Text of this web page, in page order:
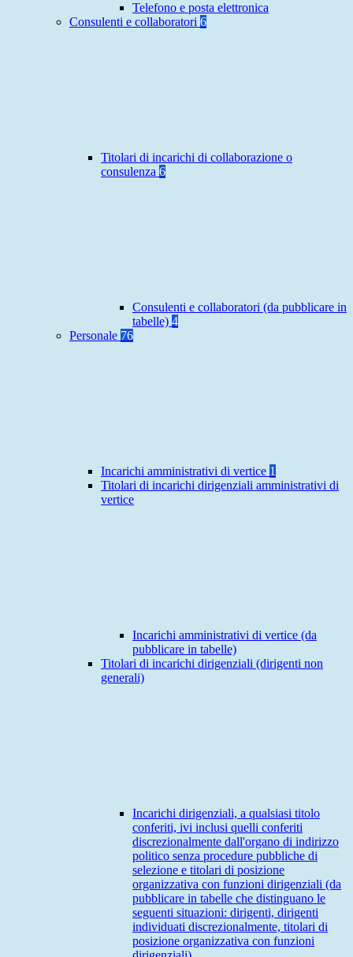
Telefono e posta elettronica
Consulenti e collaboratori 6
Titolari di incarichi di collaborazione o
consulenza 6
Consulenti e collaboratori (da pubblicare in
tabelle) 4
Personale 76
Incarichi amministrativi di vertice 1
Titolari di incarichi dirigenziali amministrativi di
vertice
Incarichi amministrativi di vertice (da
pubblicare in tabelle)
Titolari di incarichi dirigenziali (dirigenti non
generali)
Incarichi dirigenziali, a qualsiasi titolo
conferiti, ivi inclusi quelli conferiti
discrezionalmente dall'organo di indirizzo
politico senza procedure pubbliche di
selezione e titolari di posizione
organizzativa con funzioni dirigenziali (da
pubblicare in tabelle che distinguano le
seguenti situazioni: dirigenti, dirigenti
individuati discrezionalmente, titolari di
posizione organizzativa con funzioni